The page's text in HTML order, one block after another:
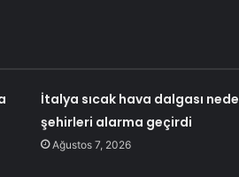
İtalya sıcak hava dalgası
şehirleri alarma geçirdi
Ağustos 7, 2026